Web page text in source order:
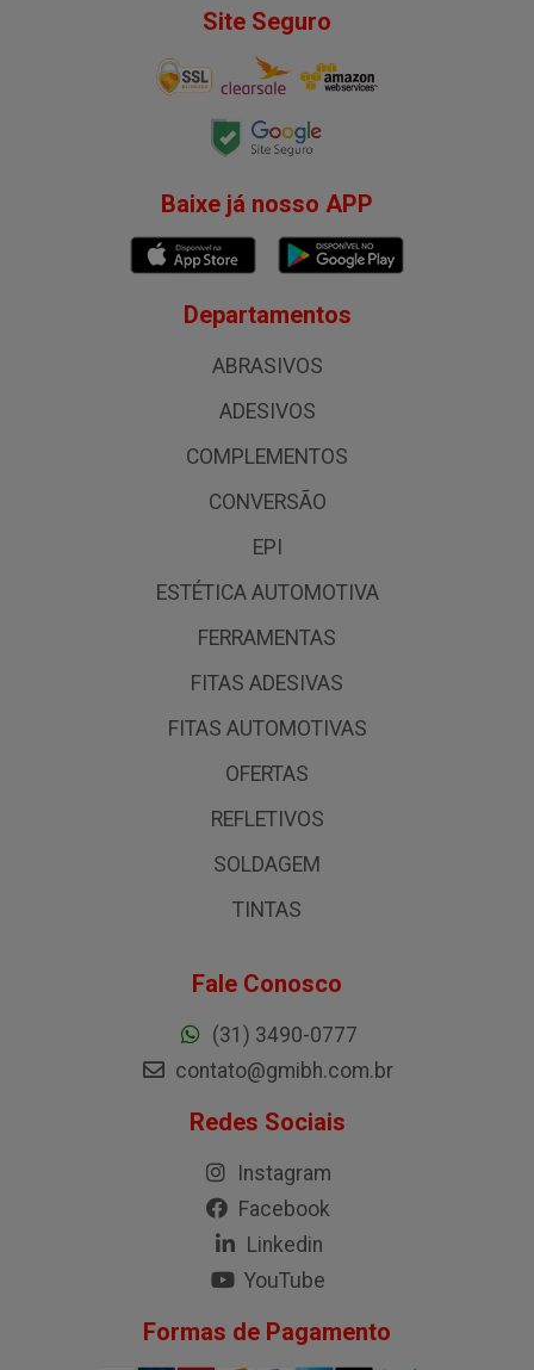
Site Seguro
Baixe já nosso APP
Departamentos
ABRASIVOS
ADESIVOS
COMPLEMENTOS
CONVERSÃO
EPI
ESTÉTICA AUTOMOTIVA
FERRAMENTAS
FITAS ADESIVAS
FITAS AUTOMOTIVAS
OFERTAS
REFLETIVOS
SOLDAGEM
TINTAS
Fale Conosco
(31) 3490-0777
contato@gmibh.com.br
Redes Sociais
Instagram
Facebook
Linkedin
YouTube
Formas de Pagamento